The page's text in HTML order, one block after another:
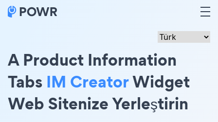
A Product Information
Tabs IM CreatorWidget
Web Sitenize Yerleştirin